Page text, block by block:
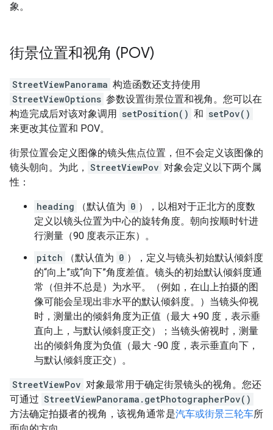
象。
街景位置和视角 (POV)
StreetViewPanorama 构造函数还支持使用
StreetViewOptions 参数设置街景位置和视角。您可以在
构造完成后对该对象调用 setPosition() 和 setPov()
来更改其位置和 POV。
街景位置会定义图像的镜头焦点位置，但不会定义该图像的
镜头朝向。为此， StreetViewPov 对象会定义以下两个属
性：
heading （默认值为 0 ），以相对于正北方的度数
定义以镜头位置为中心的旋转角度。朝向按顺时针进
行测量（90 度表示正东）。
pitch
（默认值为 0 ），定义与镜头初始默认倾斜度
的“向上”或“向下”角度差值。镜头的初始默认倾斜度通
常（但并不总是）为水平。（例如，在山上拍摄的图
像可能会呈现出非水平的默认倾斜度。）当镜头仰视
时，测量出的倾斜角度为正值（最大 +90 度，表示垂
直向上，与默认倾斜度正交）；当镜头俯视时，测量
出的倾斜角度为负值（最大 -90 度，表示垂直向下，
与默认倾斜度正交）。
StreetViewPov 对象最常用于确定街景镜头的视角。您还
可通过 StreetViewPanorama.getPhotographerPov()
方法确定拍摄者的视角，该视角通常是汽车或街景三轮车所